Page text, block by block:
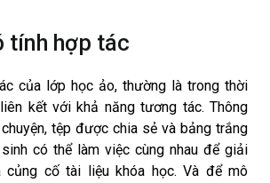
tính hợp tác
của lớp học ảo, thường là trong thời
kết với khả năng tương tác. Thông
tệp được chia sẻ và bảng trắng
có thể làm việc cùng nhau để giải
củng cố tài liệu khóa học. Và để mô